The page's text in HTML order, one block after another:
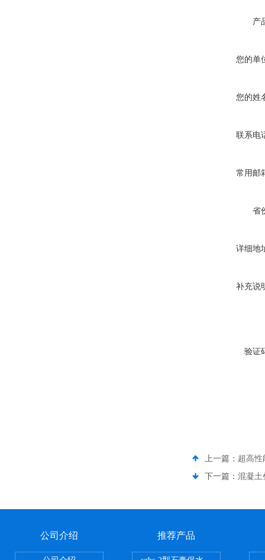
产
您的单
您的姓
联系电
常用邮
省
详细地
补充说
验证
上一篇： 超高性
下一篇： 混凝土
公司介绍 推荐产品